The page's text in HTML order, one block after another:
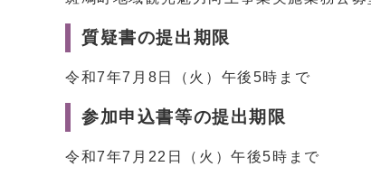
質疑書の提出期限
令和7年7月8日（火）午後5時まで
参加申込書等の提出期限
令和7年7月22日（火）午後5時まで